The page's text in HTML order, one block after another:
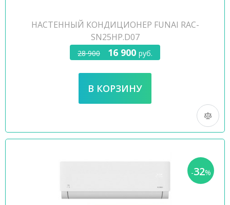
НАСТЕННЫЙ КОНДИЦИОНЕР FUNAI RAC-
SN25HP.D07
28 900 16 900 руб.
-32%